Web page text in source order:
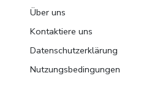
Über uns
Kontaktiere uns
Datenschutzerklärung
Nutzungsbedingungen